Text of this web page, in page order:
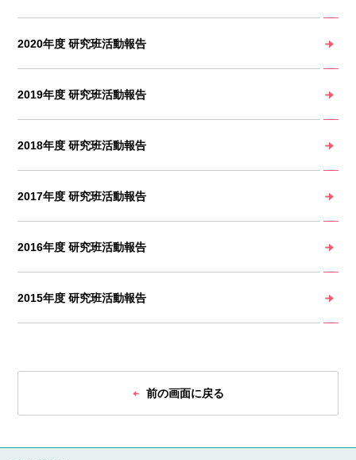
2020年度 研究班活動報告
2019年度 研究班活動報告
2018年度 研究班活動報告
2017年度 研究班活動報告
2016年度 研究班活動報告
2015年度 研究班活動報告
前の画面に戻る